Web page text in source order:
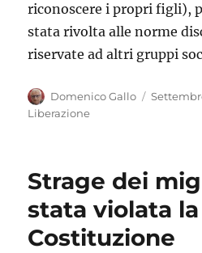
riconoscere i propri figli),
stata rivolta alle norme
riservate ad altri gruppi
Autore
Domenico Gallo
Liberazione
Strage dei
stata violata la
Costituzione